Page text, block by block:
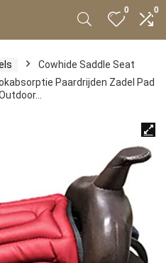
0 0
Cowhide Saddle Seat
Paardrijden Zadel Pad